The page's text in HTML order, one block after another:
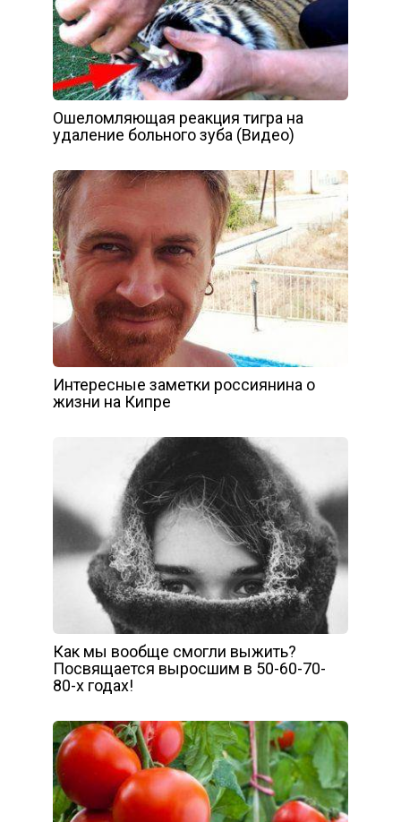
Ошеломляющая реакция тигра на
удаление больного зуба (Видео)
Интересные заметки россиянина о
жизни на Кипре
Как мы вообще смогли выжить?
Посвящается выросшим в 50-60-70-
80-х годах!